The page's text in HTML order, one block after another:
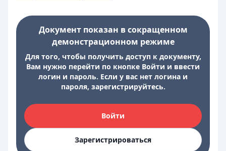
Документ показан в сокращенном
демонстрационном режиме
Для того, чтобы получить доступ к документу,
Вам нужно перейти по кнопке Войти и ввести
логин и пароль. Если у вас нет логина и
пароля, зарегистрируйтесь.
Войти
Зарегистрироваться